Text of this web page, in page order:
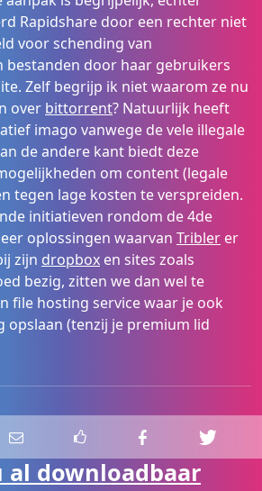
Rapidshare door een rechter niet
voor schending van
bestanden door haar gebruikers
Zelf begrijp ik niet waarom ze nu
over bittorrent? Natuurlijk heeft
imago vanwege de vele illegale
de andere kant biedt deze
om content (legale
tegen lage kosten te verspreiden.
initiatieven rondom de 4de
oplossingen waarvan Tribler er
zijn dropbox en sites zoals
bezig, zitten we dan wel te
file hosting service waar je ook
opslaan (tenzij je premium lid
al downloadbaar